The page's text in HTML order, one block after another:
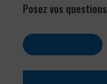
Posez vos